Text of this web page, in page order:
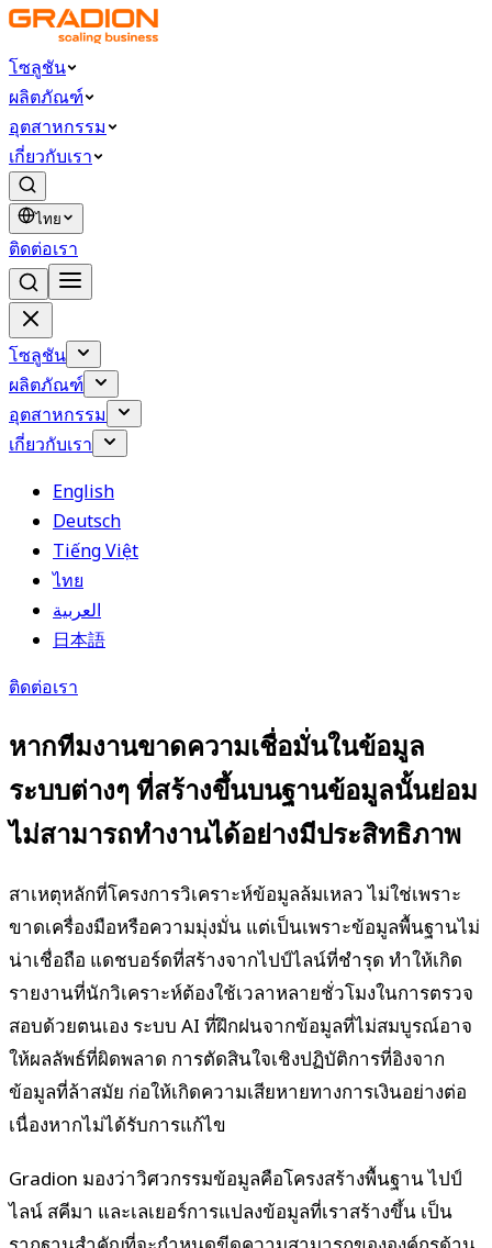
โซลูชัน
ผลิตภัณฑ์
อุตสาหกรรม
เกี่ยวกับเรา
ไทย
ติดต่อเรา
โซลูชัน
ผลิตภัณฑ์
อุตสาหกรรม
เกี่ยวกับเรา
English
Deutsch
Tiếng Việt
ไทย
العربية
日本語
ติดต่อเรา
หากทีมงานขาดความเชื่อมั่นในข้อมูล
ระบบต่างๆ ที่สร้างขึ้นบนฐานข้อมูลนั้นย่อม
ไม่สามารถทำงานได้อย่างมีประสิทธิภาพ
สาเหตุหลักที่โครงการวิเคราะห์ข้อมูลล้มเหลว ไม่ใช่เพราะ
ขาดเครื่องมือหรือความมุ่งมั่น แต่เป็นเพราะข้อมูลพื้นฐานไม่
น่าเชื่อถือ แดชบอร์ดที่สร้างจากไปป์ไลน์ที่ชำรุด ทำให้เกิด
รายงานที่นักวิเคราะห์ต้องใช้เวลาหลายชั่วโมงในการตรวจ
สอบด้วยตนเอง ระบบ AI ที่ฝึกฝนจากข้อมูลที่ไม่สมบูรณ์อาจ
ให้ผลลัพธ์ที่ผิดพลาด การตัดสินใจเชิงปฏิบัติการที่อิงจาก
ข้อมูลที่ล้าสมัย ก่อให้เกิดความเสียหายทางการเงินอย่างต่อ
เนื่องหากไม่ได้รับการแก้ไข
Gradion มองว่าวิศวกรรมข้อมูลคือโครงสร้างพื้นฐาน ไปป์
ไลน์ สคีมา และเลเยอร์การแปลงข้อมูลที่เราสร้างขึ้น เป็น